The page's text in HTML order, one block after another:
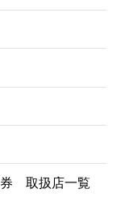
取扱店一覧